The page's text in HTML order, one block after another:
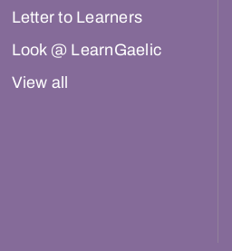
Letter to Learners
Look @ LearnGaelic
View all